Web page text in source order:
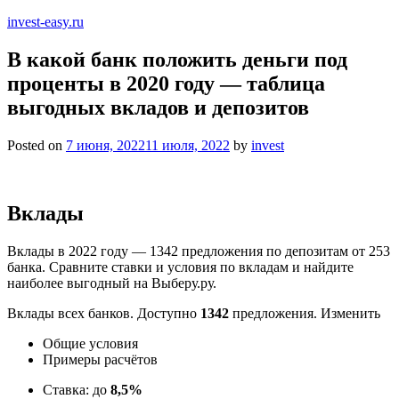
invest-easy.ru
В какой банк положить деньги под
проценты в 2020 году — таблица
выгодных вкладов и депозитов
Posted on 7 июня, 202211 июля, 2022 by invest
Вклады
Вклады в 2022 году — 1342 предложения по депозитам от 253
банка. Сравните ставки и условия по вкладам и найдите
наиболее выгодный на Выберу.ру.
Вклады всех банков. Доступно 1342 предложения. Изменить
Общие условия
Примеры расчётов
Ставка: до 8,5%